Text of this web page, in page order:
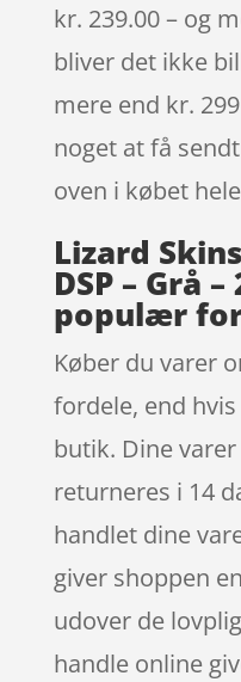
kr. 239.00 – og
bliver det ikke
mere end kr.
noget at få
oven i købet
Lizard
DSP – Grå
populær
Køber du varer
fordele, end
butik. Dine
returneres i 14
handlet dine
giver shoppen
udover de
handle online